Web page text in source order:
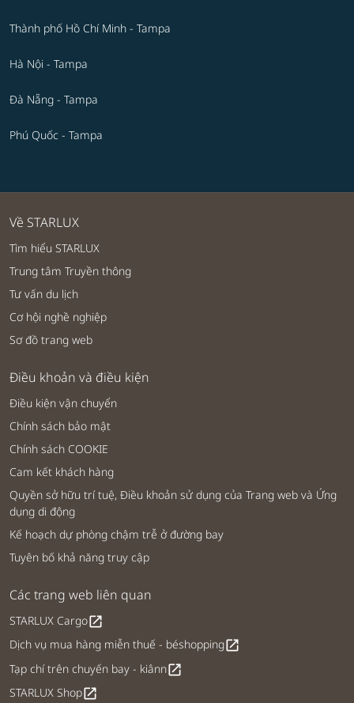
Thành phố Hồ Chí Minh - Tampa
Hà Nội - Tampa
Đà Nẵng - Tampa
Phú Quốc - Tampa
Về STARLUX
Tìm hiểu STARLUX
Trung tâm Truyền thông
Tư vấn du lịch
Cơ hội nghề nghiệp
Sơ đồ trang web
Điều khoản và điều kiện
Điều kiện vận chuyển
Chính sách bảo mật
Chính sách COOKIE
Cam kết khách hàng
Quyền sở hữu trí tuệ, Điều khoản sử dụng của Trang web và Ứng
dụng di động
Kế hoạch dự phòng chậm trễ ở đường bay
Tuyên bố khả năng truy cập
Các trang web liên quan
STARLUX Cargoopen_in_new
Dịch vụ mua hàng miễn thuế - béshoppingopen_in_new
Tạp chí trên chuyến bay - kiânnopen_in_new
STARLUX Shopopen_in_new